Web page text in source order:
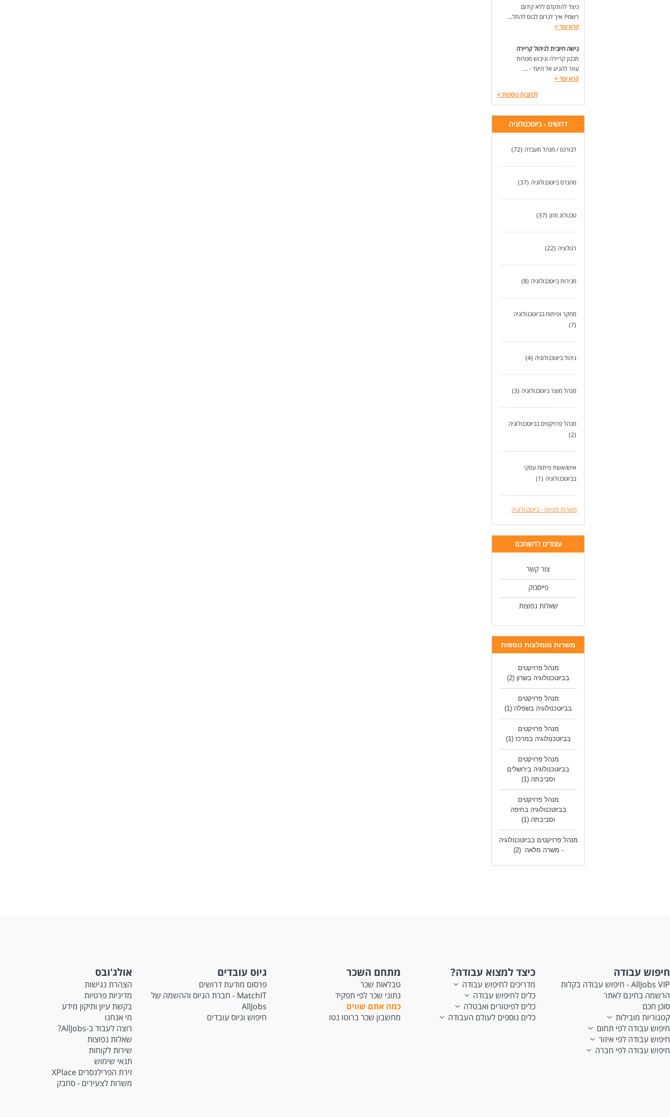
כיצד להתקדם ללא קידום
רשמי? איך לגרום לבוס להתל...
קרא עוד>
גישה חיובית לניהול קריירה
תכנון קריירה וגיבוש מטרות
עוזר להגיע אל היעד - ...
קרא עוד>
לכתבות נוספות>
דרושים - ביוטכנולוגיה
לבורנט / מנהל מעבדה (72)
מהנדס ביוטכנולוגיה (37)
טכנולוג מזון (37)
רגולציה (22)
מכירות ביוטכנולוגיה (8)
מחקר ופיתוח בביוטכנולוגיה
(7)
ניהול ביוטכנולוגיה (4)
מנהל מוצר ביוטכנולוגיה (3)
מנהל פרויקטים בביוטכנולוגיה
(2)
איש/אשת פיתוח עסקי
בביוטכנולוגיה (1)
משרות פנויות - ביוטכנולוגיה
עומדים לרשותכם
צור קשר
פייסבוק
שאלות נפוצות
משרות מומלצות נוספות
מנהל פרויקטים
בביוטכנולוגיה בשרון (2)
מנהל פרויקטים
בביוטכנולוגיה בשפלה (1)
מנהל פרויקטים
בביוטכנולוגיה במרכז (1)
מנהל פרויקטים
בביוטכנולוגיה בירושלים
וסביבתה (1)
מנהל פרויקטים
בביוטכנולוגיה בחיפה
וסביבתה (1)
מנהל פרויקטים בביוטכנולוגיה
- משרה מלאה (2)
חיפוש עבודה
AllJobs VIP - חיפוש עבודה בקלות
הרשמה בחינם לאתר
סוכן חכם
קטגוריות מובילות
חיפוש עבודה לפי תחום
חיפוש עבודה לפי איזור
חיפוש עבודה לפי חברה
כיצד למצוא עבודה?
מדריכים לחיפוש עבודה
כלים לחיפוש עבודה
כלים לפיטורים ואבטלה
כלים נוספים לעולם העבודה
מתחם השכר
טבלאות שכר
נתוני שכר לפי תפקיד
כמה אתם שווים
מחשבון שכר ברוטו נטו
גיוס עובדים
פרסום מודעת דרושים
MatchIT - חברת הגיוס וההשמה של
AllJobs
חיפוש וגיוס עובדים
אולג'ובס
הצהרת נגישות
מדיניות פרטיות
בקשת עיון ותיקון מידע
מי אנחנו
רוצה לעבוד ב-AllJobs?
שאלות נפוצות
שירות לקוחות
תנאי שימוש
זירת הפרילנסרים XPlace
משרות לצעירים - סחבק